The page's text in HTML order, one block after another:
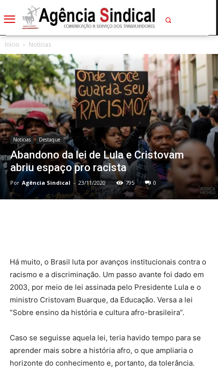
Início Notícias
Notícias Destaque
Abandono da lei de Lula e Cristovam
abriu espaço pro racista
Por Agência Sindical - 23/11/2020 795 0
Há muito, o Brasil luta por avanços institucionais contra o
racismo e a discriminação. Um passo avante foi dado em
2003, por meio de lei assinada pelo Presidente Lula e o
ministro Cristovam Buarque, da Educação. Versa a lei
“Sobre ensino da história e cultura afro-brasileira”.
Caso se seguisse aquela lei, teria havido tempo para se
aprender mais sobre a história afro, o que ampliaria o
horizonte do conhecimento e, portanto, da tolerância.